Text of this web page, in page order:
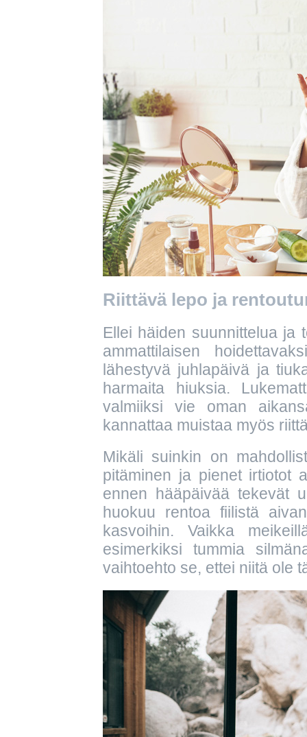
Riittävä lepo ja
Ellei häiden suunnittelua ja
ammattilaisen
lähestyvä juhlapäivä ja
harmaita hiuksia.
valmiiksi vie oman
kannattaa muistaa myös
Mikäli suinkin on
pitäminen ja pienet irtiotot
ennen hääpäivää tekevät
huokuu rentoa fiilistä
kasvoihin. Vaikka
esimerkiksi tummia
vaihtoehto se, ettei niitä ole